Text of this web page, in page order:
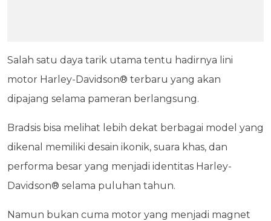
Salah satu daya tarik utama tentu hadirnya lini
motor Harley-Davidson® terbaru yang akan
dipajang selama pameran berlangsung.
Bradsis bisa melihat lebih dekat berbagai model yang
dikenal memiliki desain ikonik, suara khas, dan
performa besar yang menjadi identitas Harley-
Davidson® selama puluhan tahun.
Namun bukan cuma motor yang menjadi magnet